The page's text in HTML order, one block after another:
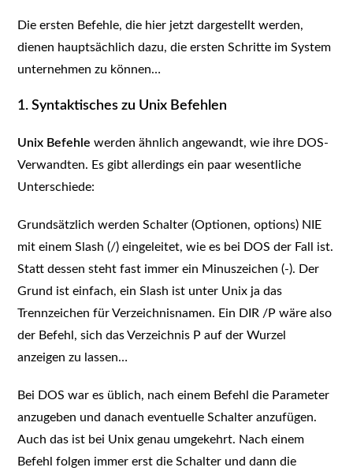
Die ersten Befehle, die hier jetzt dargestellt werden,
dienen hauptsächlich dazu, die ersten Schritte im System
unternehmen zu können…
1. Syntaktisches zu Unix Befehlen
Unix Befehle werden ähnlich angewandt, wie ihre DOS-
Verwandten. Es gibt allerdings ein paar wesentliche
Unterschiede:
Grundsätzlich werden Schalter (Optionen, options) NIE
mit einem Slash (/) eingeleitet, wie es bei DOS der Fall ist.
Statt dessen steht fast immer ein Minuszeichen (-). Der
Grund ist einfach, ein Slash ist unter Unix ja das
Trennzeichen für Verzeichnisnamen. Ein DIR /P wäre also
der Befehl, sich das Verzeichnis P auf der Wurzel
anzeigen zu lassen…
Bei DOS war es üblich, nach einem Befehl die Parameter
anzugeben und danach eventuelle Schalter anzufügen.
Auch das ist bei Unix genau umgekehrt. Nach einem
Befehl folgen immer erst die Schalter und dann die